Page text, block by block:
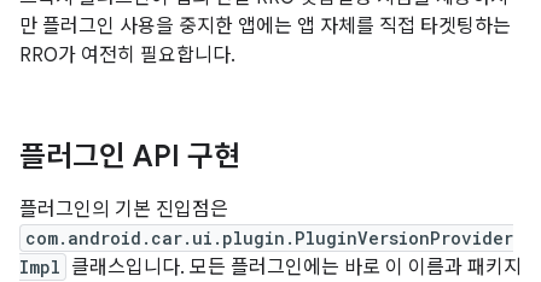
만 플러그인 사용을 중지한 앱에는 앱 자체를 직접 타겟팅하는
RRO가 여전히 필요합니다.
플러그인 API 구현
플러그인의 기본 진입점은
com.android.car.ui.plugin.PluginVersionProvider
Impl 클래스입니다. 모든 플러그인에는 바로 이 이름과 패키지